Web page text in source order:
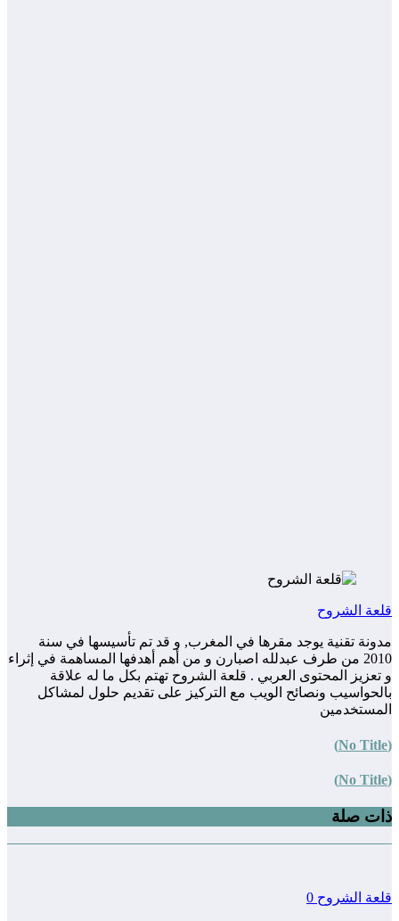
قلعة الشروح
مدونة تقنية يوجد مقرها في المغرب, و قد تم تأسيسها في سنة
2010 من طرف عبدلله اصبارن و من أهم أهدفها المساهمة في إثراء
و تعزيز المحتوى العربي . قلعة الشروح تهتم بكل ما له علاقة
بالحواسيب ونصائح الويب مع التركيز على تقديم حلول لمشاكل
المستخدمين
(No Title)
(No Title)
ذات صلة
قلعة الشروح 0